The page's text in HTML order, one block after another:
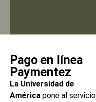
Pago en línea
Paymentez
La Universidad de
América pone al servicio